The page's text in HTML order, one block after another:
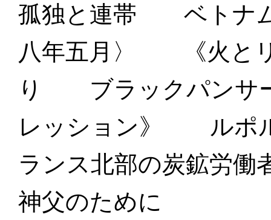
孤独と連帯 ベトナ
八年五月〉 《火とリ
り ブラックパンサ
レッション》 ルポ
ランス北部の炭鉱労働
神父のために